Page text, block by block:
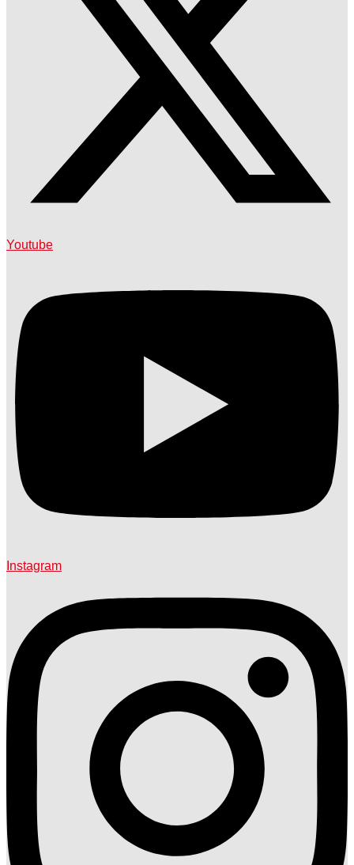
Youtube
Instagram